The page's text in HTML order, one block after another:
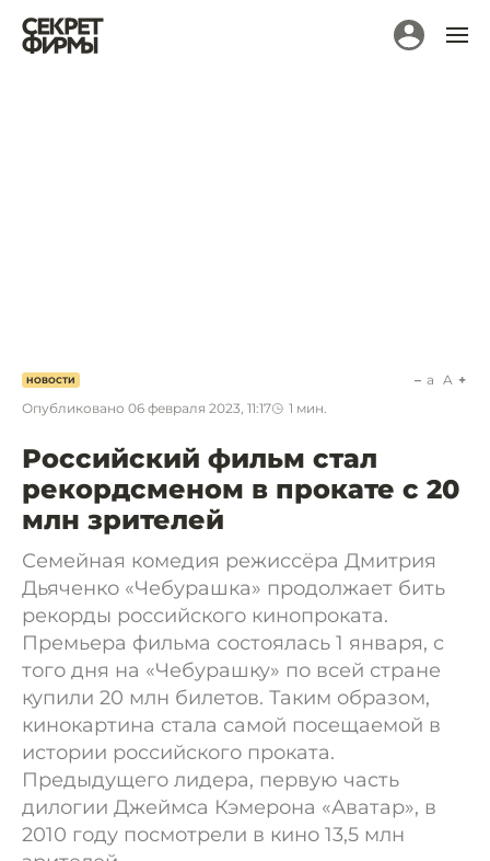
НОВОСТИ
Опубликовано 06 февраля 2023, 11:17 1 мин.
a A
Российский фильм стал
рекордсменом в прокате с 20
млн зрителей
Семейная комедия режиссёра Дмитрия
Дьяченко «Чебурашка» продолжает бить
рекорды российского кинопроката.
Премьера фильма состоялась 1 января, с
того дня на «Чебурашку» по всей стране
купили 20 млн билетов. Таким образом,
кинокартина стала самой посещаемой в
истории российского проката.
Предыдущего лидера, первую часть
дилогии Джеймса Кэмерона «Аватар», в
2010 году посмотрели в кино 13,5 млн